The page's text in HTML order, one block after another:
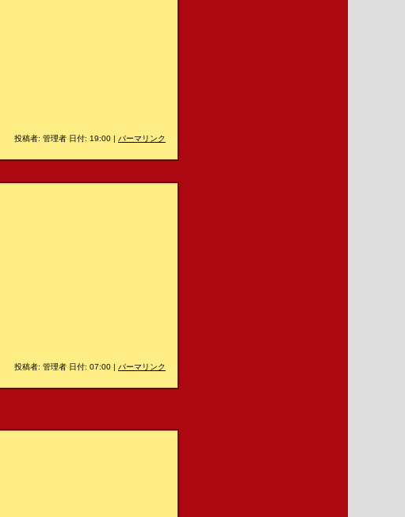
投稿者: 管理者 日付: 19:00 | パーマリンク
投稿者: 管理者 日付: 07:00 | パーマリンク